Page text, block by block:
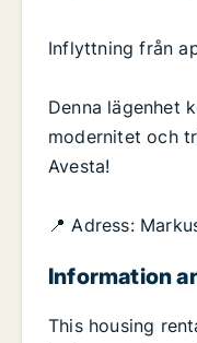
Inflyttning från
Denna lägenhet
modernitet och
Avesta!
📍 Adress:
Information
This housing